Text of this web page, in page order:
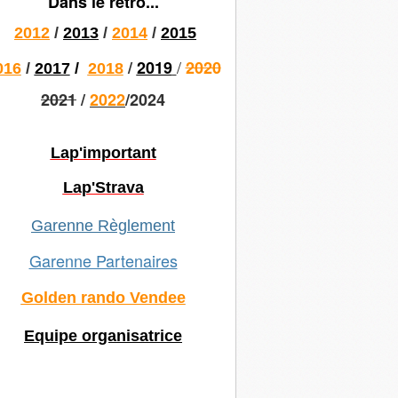
2012 / 2013 / 2014 / 2015
/ 2017/ 2018 / 2019 /2020
2021/2022/2024
Lap'important
Lap'Strava
Garenne Règlement
Garenne Partenaires
Golden rando Vendee
Equipe organisatrice